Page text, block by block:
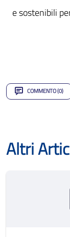
e sostenibili
COMMENTO (0)
Altri